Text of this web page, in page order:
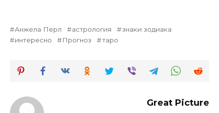
Анжела Перл астрология
знаки зодиака
интересно
Прогноз таро
Great Picture